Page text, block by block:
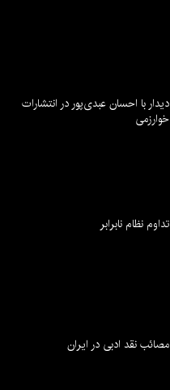
دیدار با احسان عبدی‌پور در انتشارات
خوارزمی
تداوم نظام نابرابر
مصائب نقد ادبی در ایران